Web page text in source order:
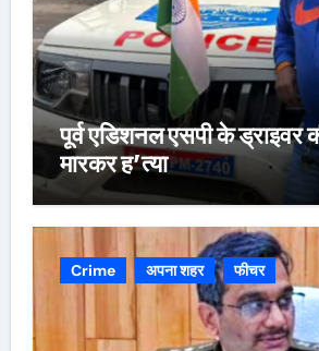
पूर्व एडिशनल एसपी के ड्राइवर
मारकर ह’त्या
Crime अपना शहर फीचर